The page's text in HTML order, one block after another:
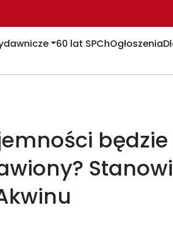
60 lat SPChOgłoszenia
będzie